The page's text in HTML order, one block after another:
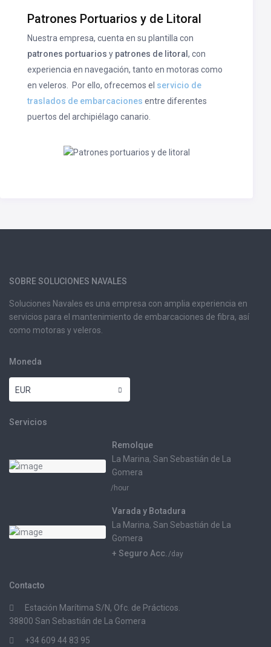
Patrones Portuarios y de Litoral
Nuestra empresa, cuenta en su plantilla con
patrones portuarios y patrones de litoral, con
experiencia en navegación, tanto en motoras como
en veleros. Por ello, ofrecemos el servicio de
traslados de embarcaciones entre diferentes
puertos del archipiélago canario.
SOBRE SOLUCIONES NAVALES
Soluciones Navales es una empresa con amplia experiencia en
servicios para el mantenimiento de embarcaciones de fibra, así
como motoras y veleros.
Moneda
EUR
Servicios
Remolque
La Marina,San Sebastián de La
Gomera
/hour
Varada y Botadura
La Marina,San Sebastián de La
Gomera
+ Seguro Acc./day
Contacto
Estación Marítima S/N, Ofc. de Prácticos.
38800 San Sebastián de La Gomera
+34 609 44 83 95